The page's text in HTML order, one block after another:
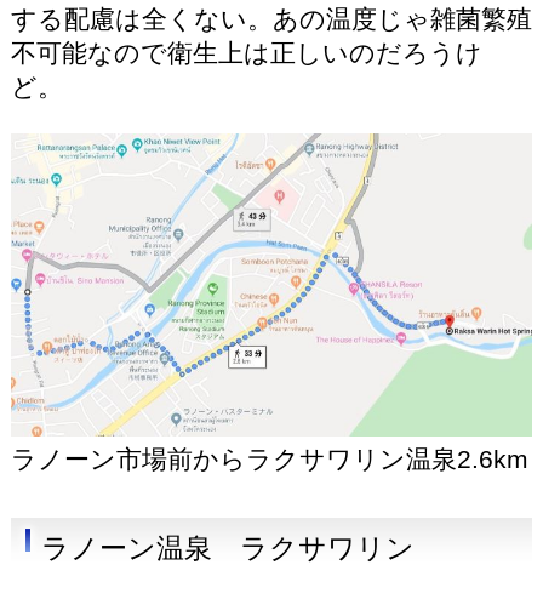
する配慮は全くない。あの温度じゃ雑菌繁殖
不可能なので衛生上は正しいのだろうけ
ど。
ラノーン市場前からラクサワリン温泉2.6km
ラノーン温泉 ラクサワリン